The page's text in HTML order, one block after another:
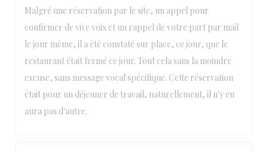
Malgré une réservation par le site, un appel pour
confirmer de vive voix et un rappel de votre part par mail
le jour même, il a été constaté sur place, ce jour, que le
restaurant était fermé ce jour. Tout cela sans la moindre
excuse, sans message vocal spécifique. Cette réservation
était pour un déjeuner de travail, naturellement, il n'y en
aura pas d'autre.